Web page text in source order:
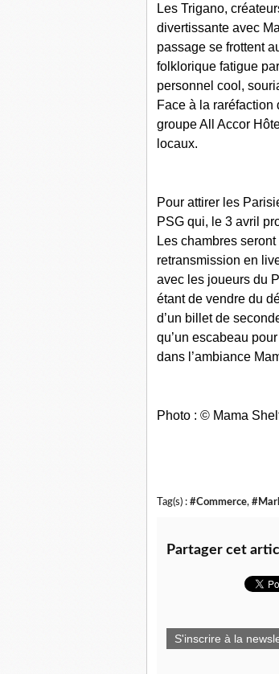
Les Trigano,
divertissante avec
passage se frottent
folklorique fatigue
personnel cool,
Face à la raréfaction
groupe All Accor
locaux.
Pour attirer les
PSG qui, le 3 avril
Les chambres
retransmission en
avec les joueurs du
étant de vendre du
d’un billet de
qu’un escabeau
dans l’ambiance
Photo : © Mama
Tag(s) : #Commerce,
Partager cet
S'inscrire à la